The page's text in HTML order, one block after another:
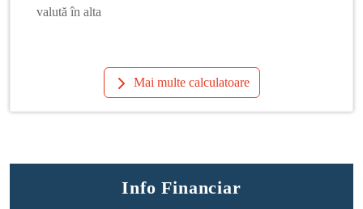
valută în alta
Mai multe calculatoare
Info Financiar